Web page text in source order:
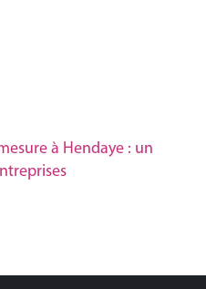
à Hendaye : un